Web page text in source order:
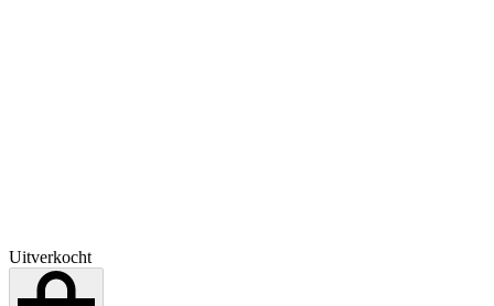
Uitverkocht